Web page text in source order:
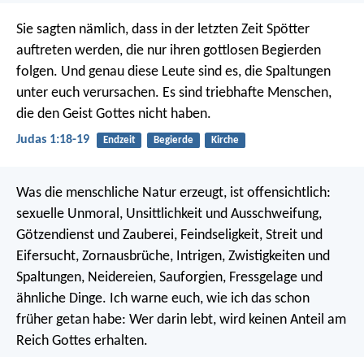
Sie sagten nämlich, dass in der letzten Zeit Spötter
auftreten werden, die nur ihren gottlosen Begierden
folgen. Und genau diese Leute sind es, die Spaltungen
unter euch verursachen. Es sind triebhafte Menschen,
die den Geist Gottes nicht haben.
Judas 1:18-19 Endzeit Begierde Kirche
Was die menschliche Natur erzeugt, ist offensichtlich:
sexuelle Unmoral, Unsittlichkeit und Ausschweifung,
Götzendienst und Zauberei, Feindseligkeit, Streit und
Eifersucht, Zornausbrüche, Intrigen, Zwistigkeiten und
Spaltungen, Neidereien, Sauforgien, Fressgelage und
ähnliche Dinge. Ich warne euch, wie ich das schon
früher getan habe: Wer darin lebt, wird keinen Anteil am
Reich Gottes erhalten.